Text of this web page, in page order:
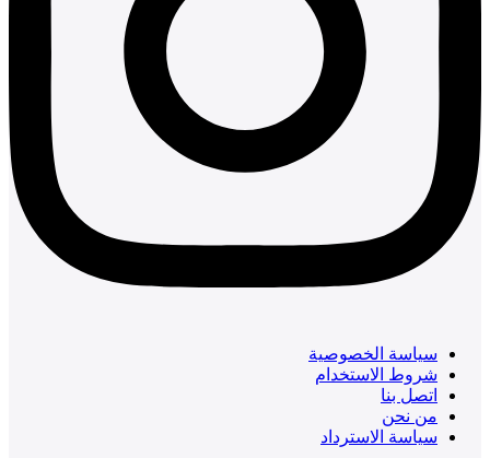
سياسة الخصوصية
شروط الاستخدام
اتصل بنا
من نحن
سياسة الاسترداد